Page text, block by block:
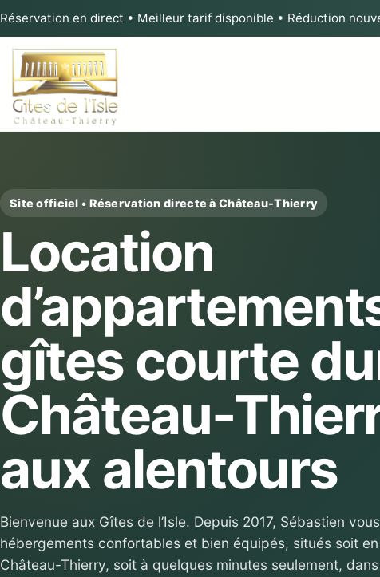
Réservation en direct • Meilleur tarif disponible • Réduction
Site officiel • Réservation directe à Château-Thierry
Location
gîtes courte
Château-
aux alentours
Bienvenue aux Gîtes de l’Isle. Depuis 2017, Sébastien
hébergements confortables et bien équipés, situés soit
Château-Thierry, soit à quelques minutes seulement,